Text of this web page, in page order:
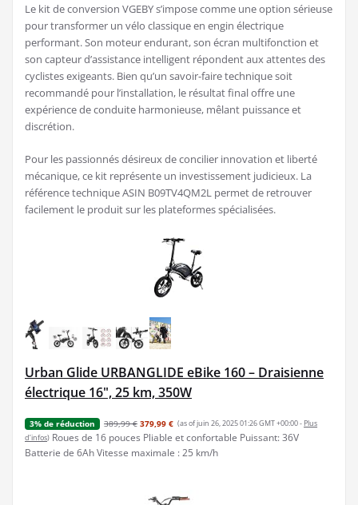
Le kit de conversion VGEBY s’impose comme une option sérieuse
pour transformer un vélo classique en engin électrique
performant. Son moteur endurant, son écran multifonction et
son capteur d’assistance intelligent répondent aux attentes des
cyclistes exigeants. Bien qu’un savoir-faire technique soit
recommandé pour l’installation, le résultat final offre une
expérience de conduite harmonieuse, mêlant puissance et
discrétion.
Pour les passionnés désireux de concilier innovation et liberté
mécanique, ce kit représente un investissement judicieux. La
référence technique ASIN B09TV4QM2L permet de retrouver
facilement le produit sur les plateformes spécialisées.
Urban Glide URBANGLIDE eBike 160 – Draisienne
électrique 16", 25 km, 350W
3% de réduction 389,99 € 379,99 € (as of juin 26, 2025 01:26 GMT +00:00 - Plus
d’infos) Roues de 16 pouces Pliable et confortable Puissant: 36V
Batterie de 6Ah Vitesse maximale : 25 km/h